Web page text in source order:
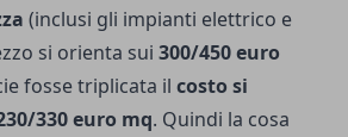
(inclusi gli impianti elettrico e
si orienta sui 300/450 euro
fosse triplicata il costo si
330 euro mq. Quindi la cosa